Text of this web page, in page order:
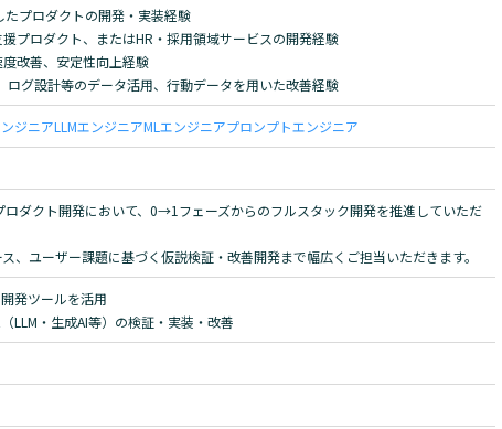
たプロダクトの開発・実装経験
プロダクト、またはHR・採用領域サービスの開発経験
改善、安定性向上経験
ログ設計等のデータ活用、行動データを用いた改善経験
ジニアLLMエンジニアMLエンジニアプロンプトエンジニア
ロダクト開発において、0→1フェーズからのフルスタック開発を推進していただ
、ユーザー課題に基づく仮説検証・改善開発まで幅広くご担当いただきます。
発ツールを活用
LLM・生成AI等）の検証・実装・改善